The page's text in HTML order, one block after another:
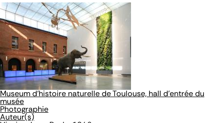
Aller
au
contenu
principal
Aller
au
menu
principal
Aller
à
la
recherche
Museum d'histoire naturelle de Toulouse, hall d'entrée du
musée
Photographie
Auteur(s)